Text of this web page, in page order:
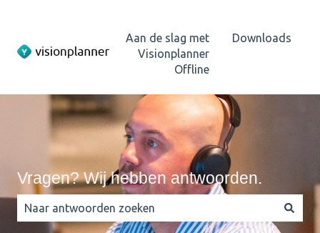
Aan de slag met
Visionplanner
Offline
Downloads
Vragen? Wij hebben antwoorden.
Er zijn geen suggesties want het zoekveld is leeg.